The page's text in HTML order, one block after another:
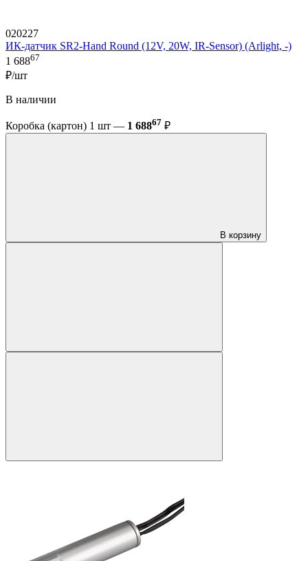
020227
ИК-датчик SR2-Hand Round (12V, 20W, IR-Sensor) (Arlight, -)
1 68867
₽/шт
В наличии
Коробка (картон) 1 шт — 1 68867 ₽
В корзину